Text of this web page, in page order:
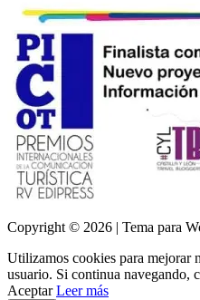
Copyright © 2026 | Tema para
Utilizamos cookies para mejorar
usuario. Si continua navegando,
Aceptar Leer más